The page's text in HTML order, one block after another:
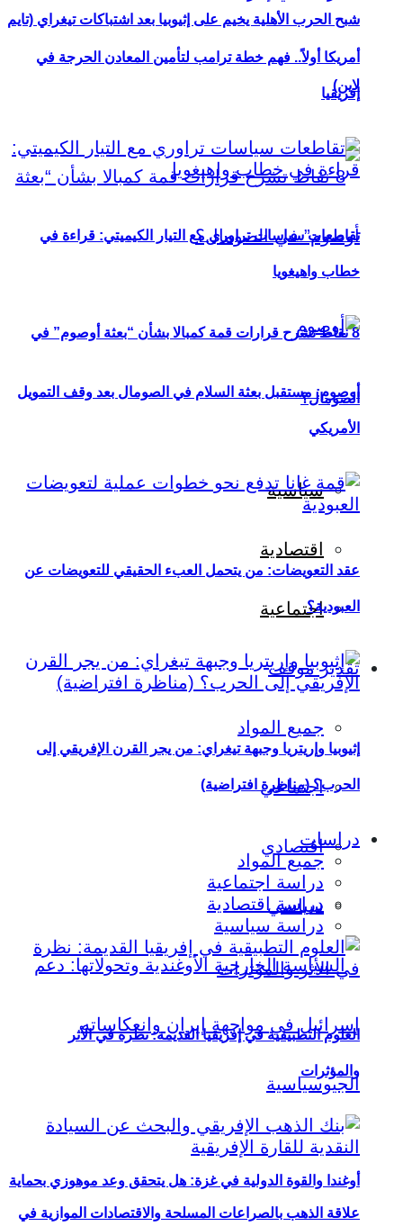
شبح الحرب الأهلية يخيم على إثيوبيا بعد اشتباكات تيغراي (تايم
لاين)
8 نقاط تشرح قرارات قمة كمبالا بشأن “بعثة أوصوم” في
الصومال؟
سياسية
اقتصادية
اجتماعية
تقدير موقف
جميع المواد
اجتماعي
اقتصادي
سياسي
أوغندا والقوة الدولية في غزة: هل يتحقق وعد موهوزي بحماية
أمريكا أولاً.. فهم خطة ترامب لتأمين المعادن الحرجة في
إفريقيا
تقاطعات سياسات تراوري مع التيار الكيميتي: قراءة في
خطاب واهيغويا
أوصوم: مستقبل بعثة السلام في الصومال بعد وقف التمويل
الأمريكي
عقد التعويضات: من يتحمل العبء الحقيقي للتعويضات عن
العبودية؟
إثيوبيا وإريتريا وجبهة تيغراي: من يجر القرن الإفريقي إلى
الحرب؟ (مناظرة افتراضية)
دراسات
جميع المواد
دراسة اجتماعية
دراسة اقتصادية
دراسة سياسية
العلوم التطبيقية في إفريقيا القديمة: نظرة في الأثر
والمؤثرات
علاقة الذهب بالصراعات المسلحة والاقتصادات الموازية في